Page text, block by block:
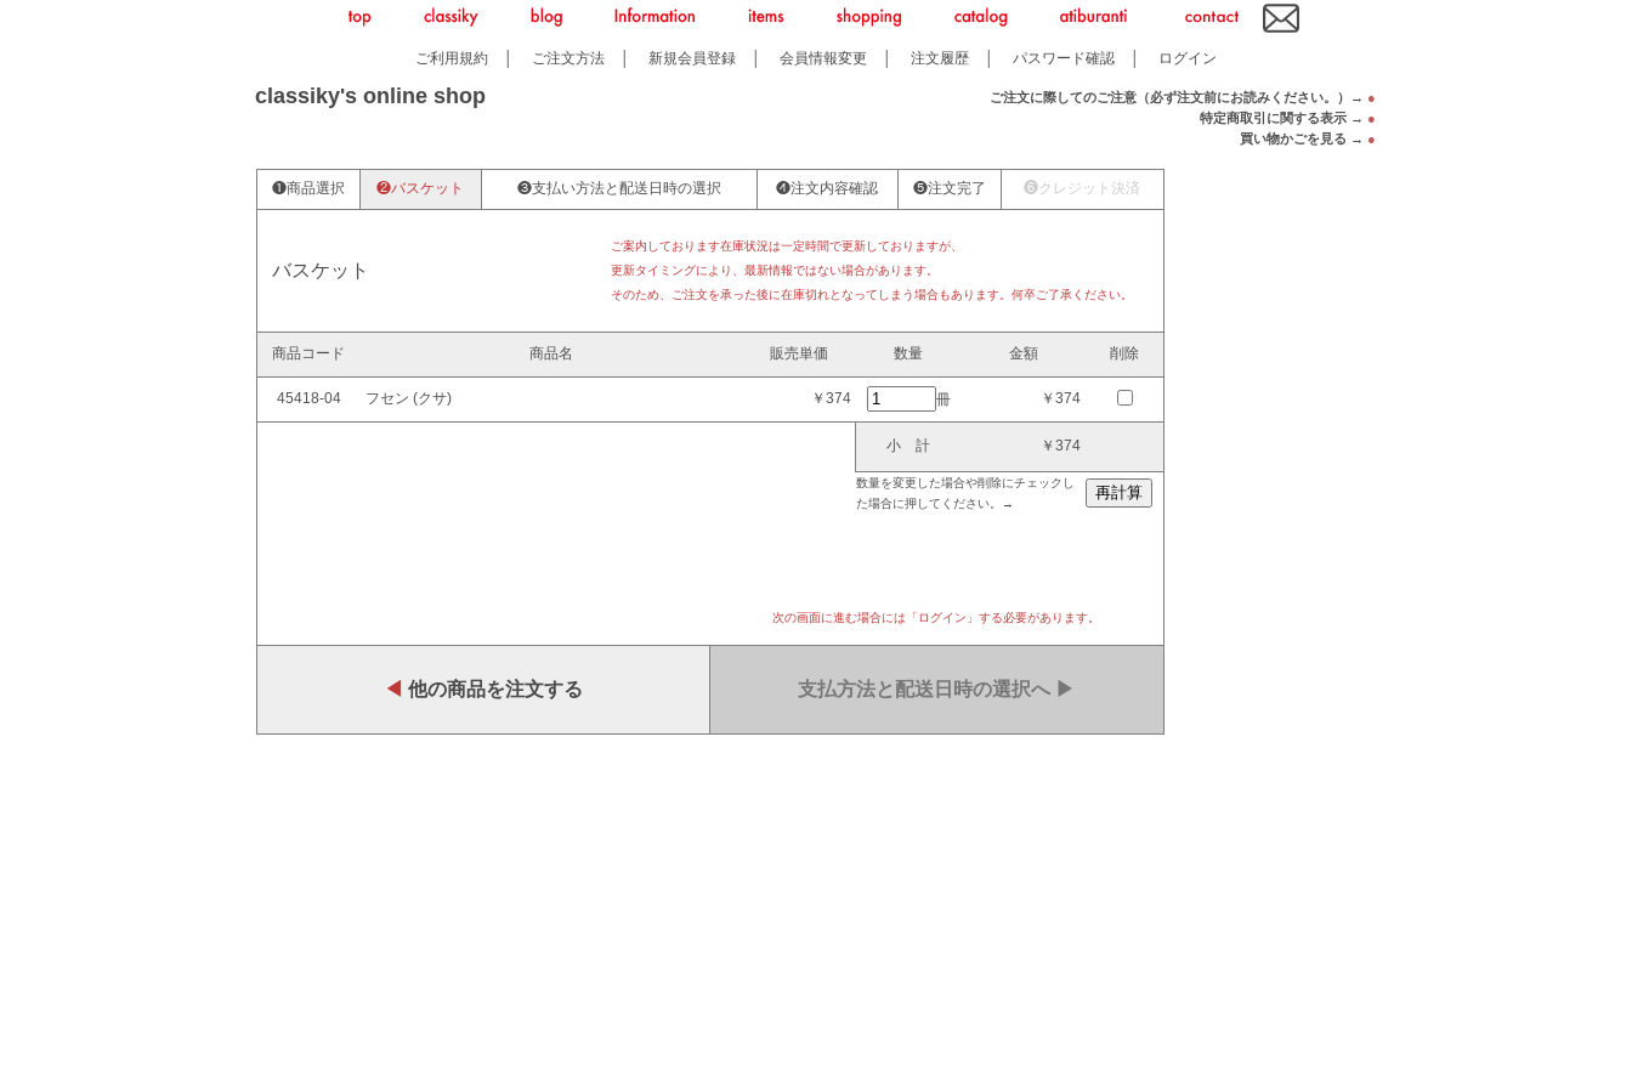
ご利用規約 ご注文方法 新規会員登録 会員情報変更 注文履歴 パスワード確認 ログイン
classiky's online shop ご注文に際してのご注意（必ず注文前にお読みください。）→ ●
特定商取引に関する表示 → ●
買い物かごを見る → ●
❶商品選択 ❷バスケット ❸支払い方法と配送日時の選択 ❹注文内容確認 ❺注文完了 ❻クレジット決済
バスケット
ご案内しております在庫状況は一定時間で更新しておりますが、
更新タイミングにより、最新情報ではない場合があります。
そのため、ご注文を承った後に在庫切れとなってしまう場合もあります。何卒ご了承ください。
商品コード 商品名 販売単価 数量 金額 削除
45418-04 フセン (クサ) ￥374 冊 ￥374
小 計 ￥374
数量を変更した場合や削除にチェックし
た場合に押してください。→
次の画面に進む場合には「ログイン」する必要があります。
◀ 他の商品を注文する 支払方法と配送日時の選択へ ▶